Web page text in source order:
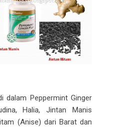
dalam Peppermint Ginger
Halia, Jintan Manis
(Anise) dari Barat dan